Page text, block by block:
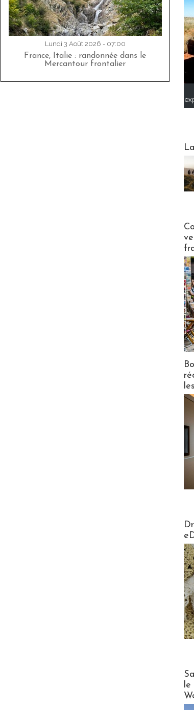
Lundi 3 Août 2026 - 07:00
France, Italie : randonnée dans le
Mercantour frontalier
le